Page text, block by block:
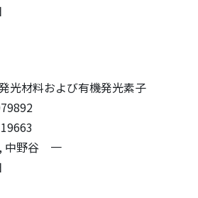
光材料および有機発光素子
中野谷 一